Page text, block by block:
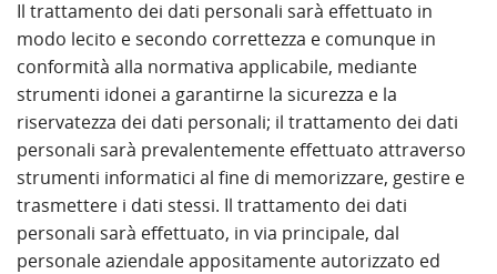
Il trattamento dei dati personali sarà effettuato in
modo lecito e secondo correttezza e comunque in
conformità alla normativa applicabile, mediante
strumenti idonei a garantirne la sicurezza e la
riservatezza dei dati personali; il trattamento dei dati
personali sarà prevalentemente effettuato attraverso
strumenti informatici al fine di memorizzare, gestire e
trasmettere i dati stessi. Il trattamento dei dati
personali sarà effettuato, in via principale, dal
personale aziendale appositamente autorizzato ed